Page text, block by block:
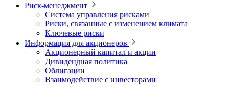
Риск-менеджмент
Система управления рисками
Риски, связанные с изменением климата
Ключевые риски
Информация для акционеров
Акционерный капитал и акции
Дивидендная политика
Облигации
Взаимодействие с инвесторами